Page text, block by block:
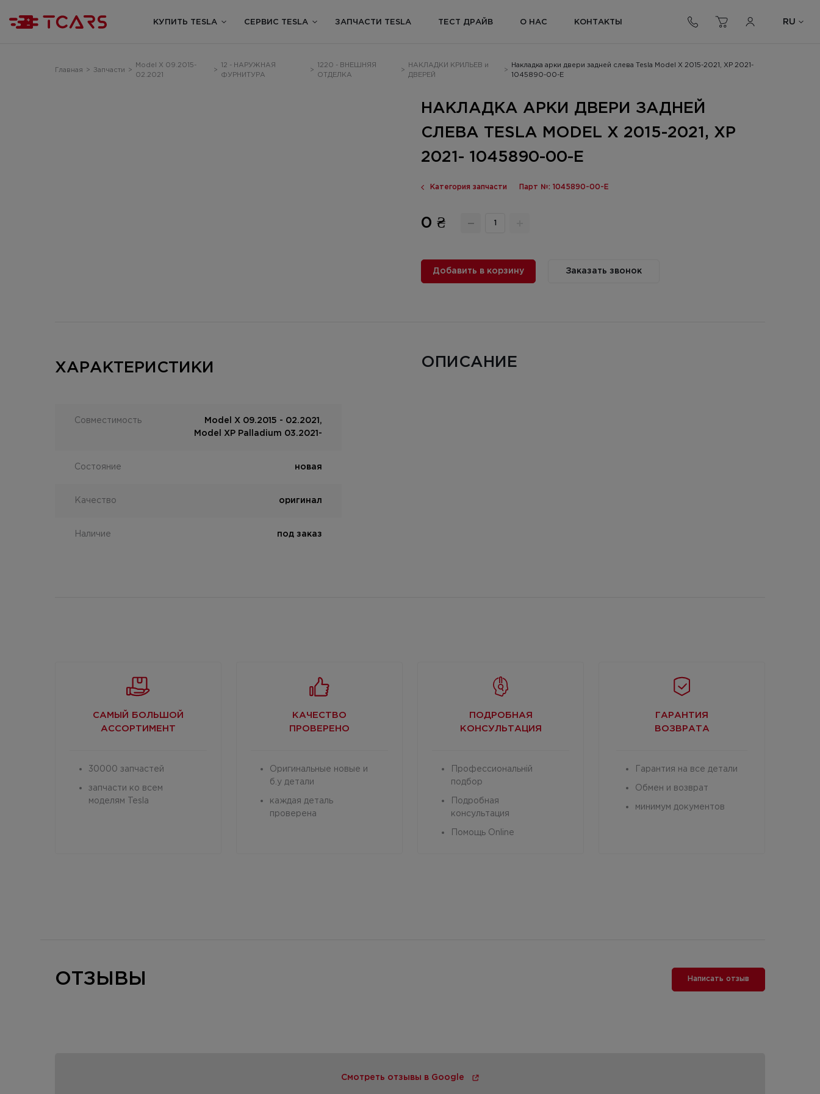
КУПИТЬ TESLA СЕРВИС TESLA ЗАПЧАСТИ TESLA ТЕСТ ДРАЙВ О НАС КОНТАКТЫ RU
Главная > Запчасти >
Model X 09.2015-
02.2021
>
12 - НАРУЖНАЯ
ФУРНИТУРА
>
1220 - ВНЕШНЯЯ
ОТДЕЛКА
>
НАКЛАДКИ КРИЛЬЕВ и
ДВЕРЕЙ
>
Накладка арки двери задней слева Tesla Model X 2015-2021, XP 2021-
1045890-00-E
НАКЛАДКА АРКИ ДВЕРИ ЗАДНЕЙ
СЛЕВА TESLA MODEL X 2015-2021, XP
2021- 1045890-00-E
Категория запчасти Парт №: 1045890-00-E
0 ₴
Добавить в корзину Заказать звонок
ХАРАКТЕРИСТИКИ
Совместимость
Model X 09.2015 - 02.2021,
Model XP Palladium 03.2021-
Состояние новая
Качество оригинал
Наличие под заказ
ОПИСАНИЕ
САМЫЙ БОЛЬШОЙ
АССОРТИМЕНТ
30000 запчастей
запчасти ко всем
моделям Tesla
КАЧЕСТВО
ПРОВЕРЕНО
Оригинальные новые и
б.у детали
каждая деталь
проверена
ПОДРОБНАЯ
КОНСУЛЬТАЦИЯ
Профессиональній
подбор
Подробная
консультация
Помощь Online
ГАРАНТИЯ
ВОЗВРАТА
Гарантия на все детали
Обмен и возврат
минимум документов
ОТЗЫВЫ Написать отзыв
Смотреть отзывы в Google